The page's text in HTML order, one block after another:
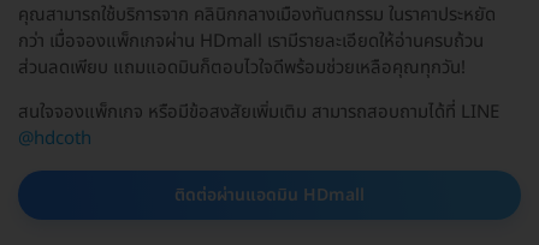
คุณสามารถใช้บริการจาก คลินิกกลางเมืองทันตกรรม ในราคาประหยัด
กว่า เมื่อจองแพ็กเกจผ่าน HDmall เรามีรายละเอียดให้อ่านครบถ้วน
ส่วนลดเพียบ แถมแอดมินก็ตอบไวใจดีพร้อมช่วยเหลือคุณทุกวัน!
สนใจจองแพ็กเกจ หรือมีข้อสงสัยเพิ่มเติม สามารถสอบถามได้ที่ LINE
@hdcoth
ติดต่อผ่านแอดมิน HDmall